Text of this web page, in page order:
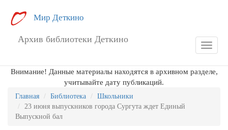
Перейти
основному
содержанию
Мир Деткино
Архив библиотеки Деткино
Toggle
Внимание! Данные материалы находятся в архивном разделе,
учитывайте дату публикаций.
Главная Библиотека
Школьники
23 июня выпускников города Сургута ждет Единый
Выпускной бал